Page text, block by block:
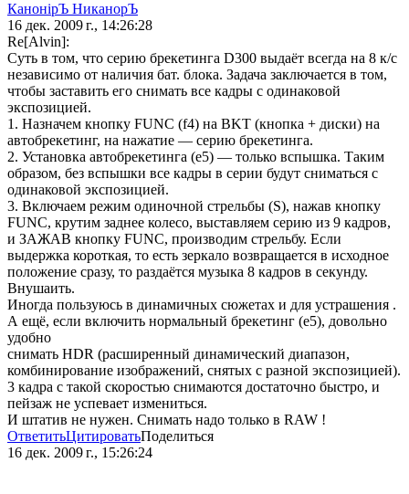
КанонiрЪ НиканорЪ
16 дек. 2009 г., 14:26:28
Re[Alvin]:
Cуть в том, что серию брекетинга D300 выдаёт всегда на 8 к/с
независимо от наличия бат. блока. Задача заключается в том,
чтобы заставить его снимать все кадры с одинаковой
экспозицией.
1. Назначем кнопку FUNC (f4) на BKT (кнопка + диски) на
автобрекетинг, на нажатие — серию брекетинга.
2. Установка автобрекетинга (e5) — только вспышка. Таким
образом, без вспышки все кадры в серии будут сниматься с
одинаковой экспозицией.
3. Включаем режим одиночной стрельбы (S), нажав кнопку
FUNC, крутим заднее колесо, выставляем серию из 9 кадров,
и ЗАЖАВ кнопку FUNC, производим стрельбу. Если
выдержка короткая, то есть зеркало возвращается в исходное
положение сразу, то раздаётся музыка 8 кадров в секунду.
Внушаить.
Иногда пользуюсь в динамичных сюжетах и для устрашения .
А ещё, если включить нормальный брекетинг (e5), довольно
удобно
снимать HDR (расширенный динамический диапазон,
комбинирование изображений, снятых с разной экспозицией).
3 кадра с такой скоростью снимаются достаточно быстро, и
пейзаж не успевает измениться.
И штатив не нужен. Снимать надо только в RAW !
ОтветитьЦитироватьПоделиться
16 дек. 2009 г., 15:26:24